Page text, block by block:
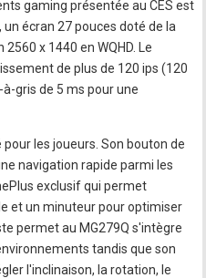
gaming présentée au CES est
écran 27 pouces doté de la
x 1440 en WQHD. Le
de plus de 120 ips (120
gris de 5 ms pour une
pour les joueurs. Son bouton de
navigation rapide parmi les
exclusif qui permet
et un minuteur pour optimiser
permet au MG279Q s'intègre
tandis que son
l'inclinaison, la rotation, le